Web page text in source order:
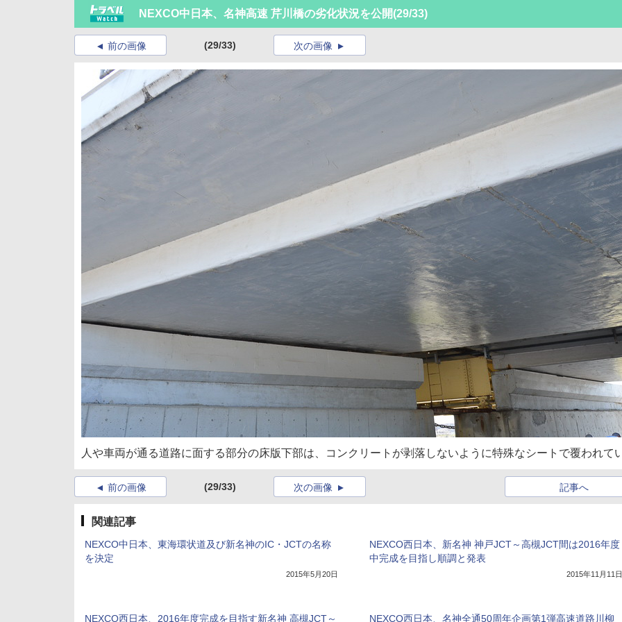
NEXCO中日本、名神高速 芹川橋の劣化状況を公開(29/33)
前の画像 (29/33) 次の画像
人や車両が通る道路に面する部分の床版下部は、コンクリートが剥落しないように特殊なシートで覆われて
前の画像 (29/33) 記事へ
次の画像
関連記事
NEXCO中日本、東海環状道及び新名神のIC・JCTの名称
を決定
2015年5月20日
NEXCO西日本、新名神 神戸JCT～高槻JCT間は2016年度
中完成を目指し順調と発表
2015年11月11日
NEXCO西日本、2016年度完成を目指す新名神 高槻JCT～ NEXCO西日本、名神全通50周年企画第1弾高速道路川柳